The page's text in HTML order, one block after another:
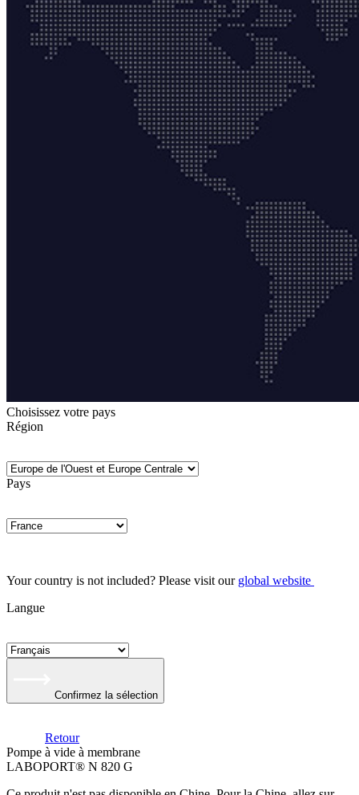
Choisissez votre pays
Région
Pays
Your country is not included? Please visit our global website
Langue
Confirmez la sélection
Retour
Pompe à vide à membrane
LABOPORT® N 820 G